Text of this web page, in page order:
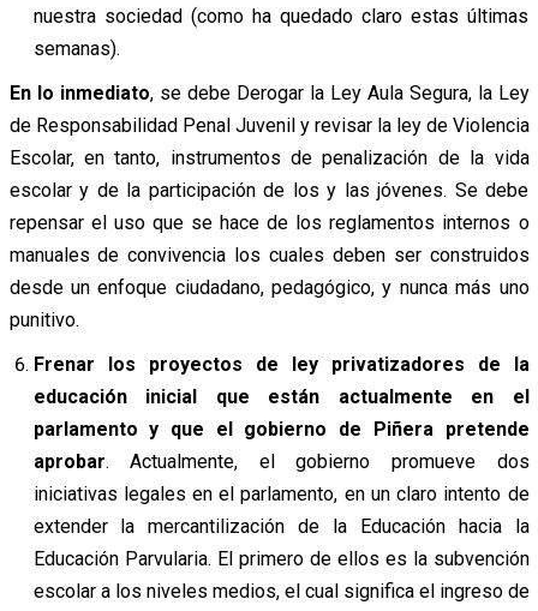
nuestra sociedad (como ha quedado claro estas últimas
semanas).
En lo inmediato, se debe Derogar la Ley Aula Segura, la Ley
de Responsabilidad Penal Juvenil y revisar la ley de Violencia
Escolar, en tanto, instrumentos de penalización de la vida
escolar y de la participación de los y las jóvenes. Se debe
repensar el uso que se hace de los reglamentos internos o
manuales de convivencia los cuales deben ser construidos
desde un enfoque ciudadano, pedagógico, y nunca más uno
punitivo.
Frenar los proyectos de ley privatizadores de la
educación inicial
que están actualmente en el
parlamento y que el gobierno de Piñera pretende
aprobar. Actualmente, el gobierno promueve dos
iniciativas legales en el parlamento, en un claro intento de
extender la mercantilización de la Educación hacia la
Educación Parvularia. El primero de ellos es la subvención
escolar a los niveles medios, el cual significa el ingreso de